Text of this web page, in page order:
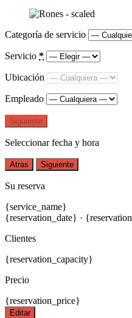
Categoría de servicio
Servicio *
Ubicación
Empleado
Siguiente
Seleccionar fecha y hora
Atras Siguiente
Su reserva
{service_name}
{reservation_date} ·
Clientes
{reservation_capacity}
Precio
{reservation_price}
Editar